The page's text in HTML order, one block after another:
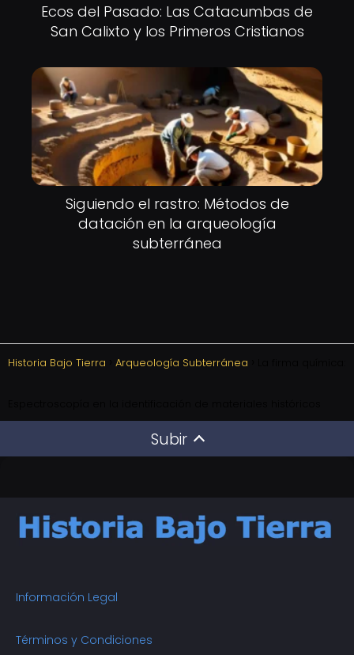
Ecos del Pasado: Las Catacumbas de
San Calixto y los Primeros Cristianos
Siguiendo el rastro: Métodos de
datación en la arqueología
subterránea
Historia Bajo Tierra Arqueología Subterránea
Subir
Información Legal
Términos y Condiciones